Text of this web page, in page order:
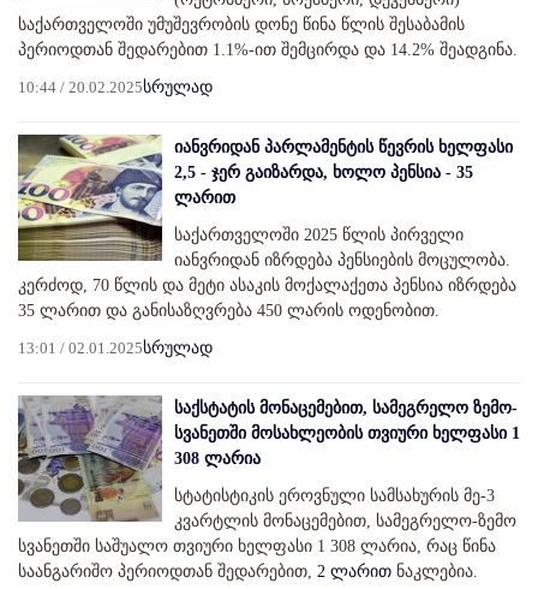
საქართველოში უმუშევრობის დონე წინა წლის შესაბამის
პერიოდთან შედარებით 1.1%-ით შემცირდა და 14.2% შეადგინა.
10:44 / 20.02.2025სრულად
იანვრიდან პარლამენტის წევრის ხელფასი
2,5 - ჯერ გაიზარდა, ხოლო პენსია - 35
ლარით
საქართველოში 2025 წლის პირველი
იანვრიდან იზრდება პენსიების მოცულობა.
კერძოდ, 70 წლის და მეტი ასაკის მოქალაქეთა პენსია იზრდება
35 ლარით და განისაზღვრება 450 ლარის ოდენობით.
13:01 / 02.01.2025სრულად
საქსტატის მონაცემებით, სამეგრელო ზემო-
სვანეთში მოსახლეობის თვიური ხელფასი 1
308 ლარია
სტატისტიკის ეროვნული სამსახურის მე-3
კვარტლის მონაცემებით, სამეგრელო-ზემო
სვანეთში საშუალო თვიური ხელფასი 1 308 ლარია, რაც წინა
საანგარიშო პერიოდთან შედარებით, 2 ლარით ნაკლებია.